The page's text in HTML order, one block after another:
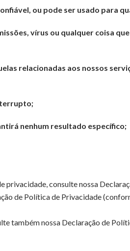
ou pode ser usado para
vírus ou qualquer coisa
relacionadas aos nossos
nenhum resultado específico;
consulte nossa
de Política de Privacidade
também nossa Declaração de